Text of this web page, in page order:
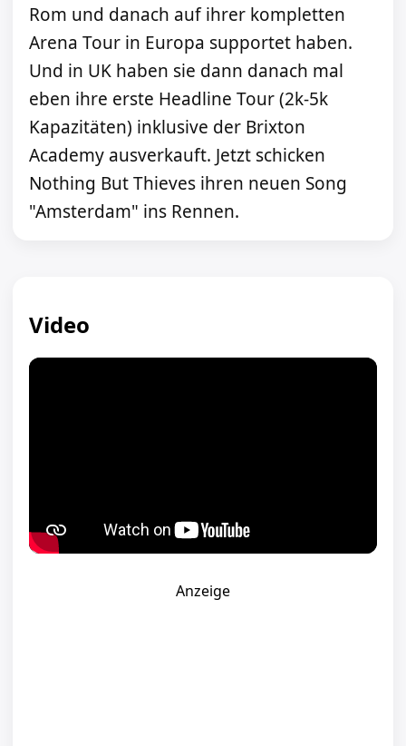
Rom und danach auf ihrer kompletten
Arena Tour in Europa supportet haben.
Und in UK haben sie dann danach mal
eben ihre erste Headline Tour (2k-5k
Kapazitäten) inklusive der Brixton
Academy ausverkauft. Jetzt schicken
Nothing But Thieves ihren neuen Song
"Amsterdam" ins Rennen.
Video
Anzeige